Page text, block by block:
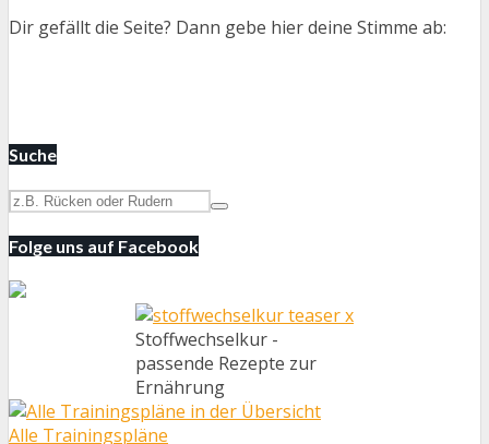
Dir gefällt die Seite? Dann gebe hier deine Stimme ab:
Suche
Folge uns auf Facebook
Stoffwechselkur -
passende Rezepte zur
Ernährung
Alle Trainingspläne